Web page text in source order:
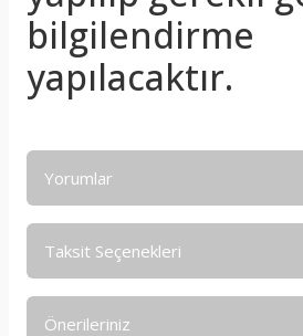
bilgilendirme
yapılacaktır.
Yorumlar
Taksit Seçenekleri
Önerileriniz